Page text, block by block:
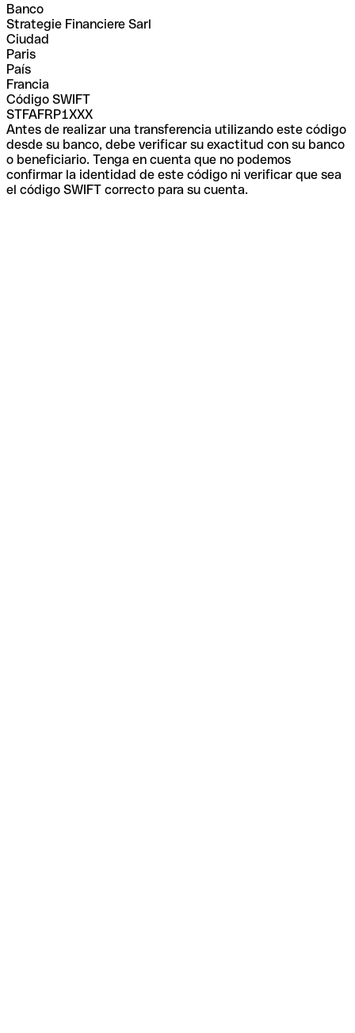
Banco
Strategie Financiere Sarl
Ciudad
Paris
País
Francia
Código SWIFT
STFAFRP1XXX
Antes de realizar una transferencia utilizando este código
desde su banco, debe verificar su exactitud con su banco
o beneficiario. Tenga en cuenta que no podemos
confirmar la identidad de este código ni verificar que sea
el código SWIFT correcto para su cuenta.